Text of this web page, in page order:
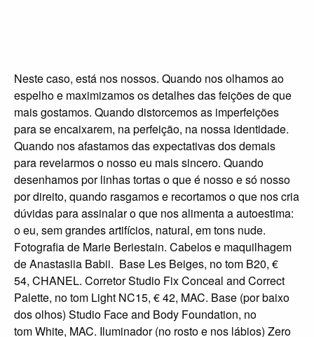
Neste caso, está nos nossos. Quando nos olhamos ao
espelho e maximizamos os detalhes das feições de que
mais gostamos. Quando distorcemos as imperfeições
para se encaixarem, na perfeição, na nossa identidade.
Quando nos afastamos das expectativas dos demais
para revelarmos o nosso eu mais sincero. Quando
desenhamos por linhas tortas o que é nosso e só nosso
por direito, quando rasgamos e recortamos o que nos cria
dúvidas para assinalar o que nos alimenta a autoestima:
o eu, sem grandes artifícios, natural, em tons nude.
Fotografia de Marie Beriestain. Cabelos e maquilhagem
de Anastasiia Babii. Base Les Beiges, no tom B20, €
54, CHANEL. Corretor Studio Fix Conceal and Correct
Palette, no tom Light NC15, € 42, MAC. Base (por baixo
dos olhos) Studio Face and Body Foundation, no
tom White, MAC. Iluminador (no rosto e nos lábios) Zero